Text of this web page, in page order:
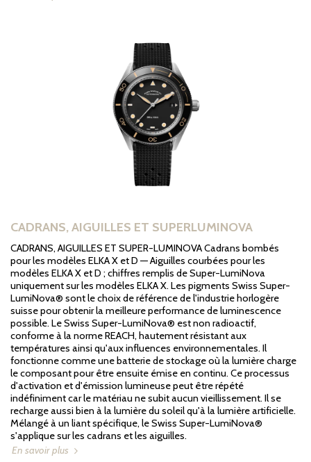
CADRANS, AIGUILLES ET SUPERLUMINOVA
CADRANS, AIGUILLES ET SUPER-LUMINOVA Cadrans bombés
pour les modèles ELKA X et D — Aiguilles courbées pour les
modèles ELKA X et D ; chiffres remplis de Super-LumiNova
uniquement sur les modèles ELKA X. Les pigments Swiss Super-
LumiNova® sont le choix de référence de l'industrie horlogère
suisse pour obtenir la meilleure performance de luminescence
possible. Le Swiss Super-LumiNova® est non radioactif,
conforme à la norme REACH, hautement résistant aux
températures ainsi qu'aux influences environnementales. Il
fonctionne comme une batterie de stockage où la lumière charge
le composant pour être ensuite émise en continu. Ce processus
d'activation et d'émission lumineuse peut être répété
indéfiniment car le matériau ne subit aucun vieillissement. Il se
recharge aussi bien à la lumière du soleil qu'à la lumière artificielle.
Mélangé à un liant spécifique, le Swiss Super-LumiNova®
s'applique sur les cadrans et les aiguilles.
En savoir plus